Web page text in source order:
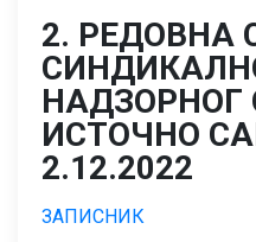
2. РЕДОВНА
НАДЗОРНОГ
ИСТОЧНО
2.12.2022
ЗАПИСНИК